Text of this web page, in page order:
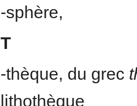
-sphère,
T
-thèque, du grec
lithothèque